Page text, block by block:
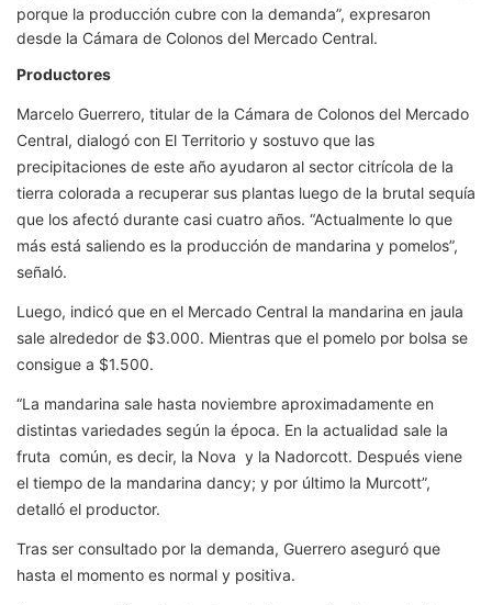
porque la producción cubre con la demanda”, expresaron
desde la Cámara de Colonos del Mercado Central.
Productores
Marcelo Guerrero, titular de la Cámara de Colonos del Mercado
Central, dialogó con El Territorio y sostuvo que las
precipitaciones de este año ayudaron al sector citrícola de la
tierra colorada a recuperar sus plantas luego de la brutal sequía
que los afectó durante casi cuatro años. “Actualmente lo que
más está saliendo es la producción de mandarina y pomelos”,
señaló.
Luego, indicó que en el Mercado Central la mandarina en jaula
sale alrededor de $3.000. Mientras que el pomelo por bolsa se
consigue a $1.500.
“La mandarina sale hasta noviembre aproximadamente en
distintas variedades según la época. En la actualidad sale la
fruta común, es decir, la Nova y la Nadorcott. Después viene
el tiempo de la mandarina dancy; y por último la Murcott”,
detalló el productor.
Tras ser consultado por la demanda, Guerrero aseguró que
hasta el momento es normal y positiva.